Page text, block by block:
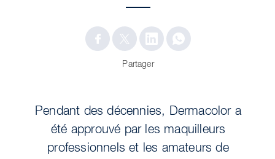
Partager
Pendant des décennies, Dermacolor a
été approuvé par les maquilleurs
professionnels et les amateurs de